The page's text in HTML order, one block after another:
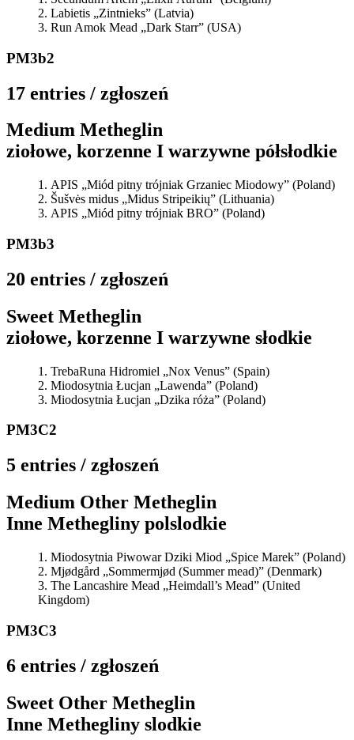
Labietis „Zintnieks” (Latvia)
Run Amok Mead „Dark Starr” (USA)
PM3b2
17 entries / zgłoszeń
Medium Metheglin
ziołowe, korzenne I warzywne półsłodkie
APIS „Miód pitny trójniak Grzaniec Miodowy” (Poland)
Šušvės midus „Midus Stripeikių” (Lithuania)
APIS „Miód pitny trójniak BRO” (Poland)
PM3b3
20 entries / zgłoszeń
Sweet Metheglin
ziołowe, korzenne I warzywne słodkie
TrebaRuna Hidromiel „Nox Venus” (Spain)
Miodosytnia Łucjan „Lawenda” (Poland)
Miodosytnia Łucjan „Dzika róża” (Poland)
PM3C2
5 entries / zgłoszeń
Medium Other Metheglin
Inne Methegliny polslodkie
Miodosytnia Piwowar Dziki Miod „Spice Marek” (Poland)
Mjødgård „Sommermjød (Summer mead)” (Denmark)
The Lancashire Mead „Heimdall’s Mead” (United
Kingdom)
PM3C3
6 entries / zgłoszeń
Sweet Other Metheglin
Inne Methegliny slodkie